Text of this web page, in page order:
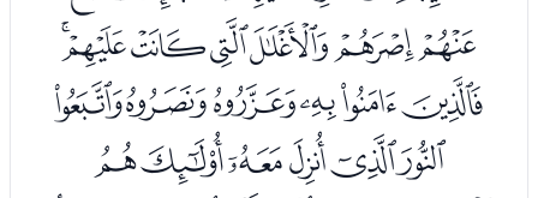
ﮌﮍﮎﮏﮐﮑﮒ
ﮓﮔﮕﮖﮗﮘ
ﮙﮚﮛﮜﮝﮞ